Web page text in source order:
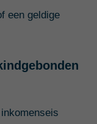
een geldige